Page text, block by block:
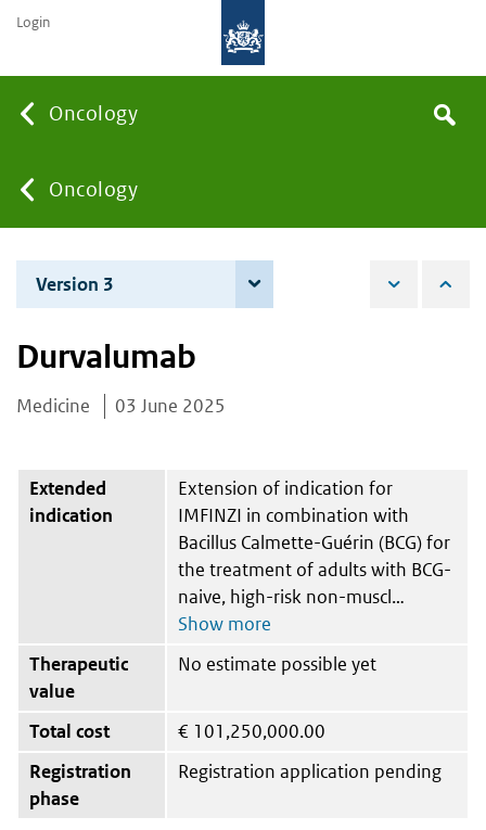
Oncology
You
are
here:
Oncology
the
Search
Login
Version 3
Durvalumab
Medicine 03 June 2025
Extended
indication
Extension of indication for
IMFINZI in combination with
Bacillus Calmette-Guérin (BCG) for
the treatment of adults with BCG-
naive, high-risk non-muscl
Therapeutic
value
No estimate possible yet
Total cost € 101,250,000.00
Registration
phase
Registration application pending